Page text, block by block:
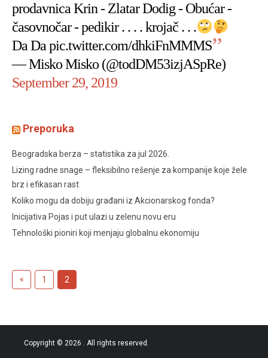
prodavnica Krin - Zlatar Dodig - Obućar -
časovnočar - pedikir . . . . krojač . . .
Da Dapic.twitter.com/dhkiFnMMMS
— Misko Misko (@todDM53izjASpRe)
September 29, 2019
Preporuka
Beogradska berza – statistika za jul 2026.
Lizing radne snage – fleksibilno rešenje za kompanije koje žele
brz i efikasan rast
Koliko mogu da dobiju građani iz Akcionarskog fonda?
Inicijativa Pojas i put ulazi u zelenu novu eru
Tehnološki pioniri koji menjaju globalnu ekonomiju
Posts
«Previous
1 2
Copyright © 2026 . All rights reserved.